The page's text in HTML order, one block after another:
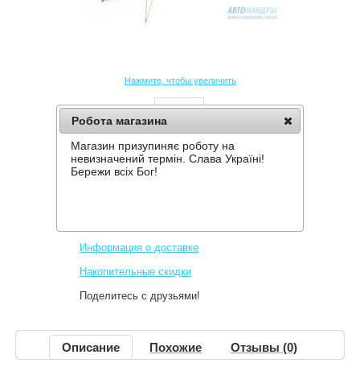
Нажмите, чтобы увеличить
ПАЛАТКА PINGUIN STORM 2 DURALU
Информация о доставке
Накопительные скидки
Поделитесь с друзьями!
Описание Похожие Отзывы (0)
Робота магазина
Магазин призупиняє роботу на
невизначений термін. Слава Україні!
Бережи всіх Бог!